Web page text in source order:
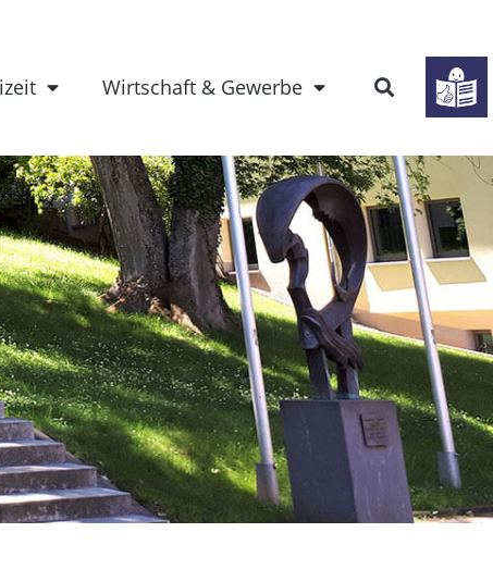
Wirtschaft & Gewerbe